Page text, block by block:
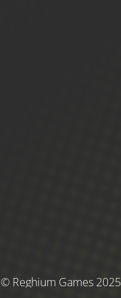
© Reghium Games 2025